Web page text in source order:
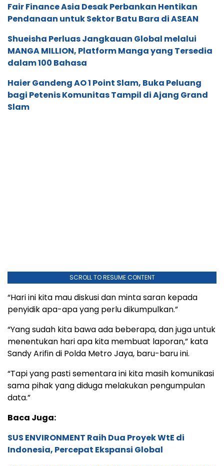
Fair Finance Asia Desak Perbankan Hentikan
Pendanaan untuk Sektor Batu Bara di ASEAN
Shueisha Perluas Jangkauan Global melalui
MANGA MILLION, Platform Manga yang Tersedia
dalam 100 Bahasa
Haier Gandeng AO 1 Point Slam, Buka Peluang
bagi Petenis Komunitas Tampil di Ajang Grand
Slam
SCROLL TO RESUME CONTENT
“Hari ini kita mau diskusi dan minta saran kepada
penyidik apa-apa yang perlu dikumpulkan.”
“Yang sudah kita bawa ada beberapa, dan juga untuk
menentukan hari apa kita membuat laporan,” kata
Sandy Arifin di Polda Metro Jaya, baru-baru ini.
“Tapi yang pasti sementara ini kita masih komunikasi
sama pihak yang diduga melakukan pengumpulan
data.”
Baca Juga:
SUS ENVIRONMENT Raih Dua Proyek WtE di
Indonesia, Percepat Ekspansi Global